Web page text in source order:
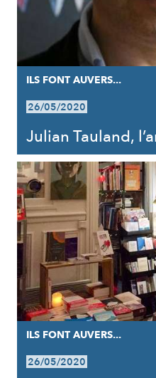
ILS FONT AUVERS...
26/05/2020
Julian Tauland,
ILS FONT AUVERS...
26/05/2020